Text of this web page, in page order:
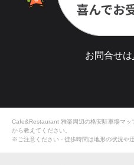
お問合せは
Cafe&Restaurant 雅楽周辺の格安駐車場マッ
から教えてください。
※ご注意ください - 徒歩時間は地形の状況や